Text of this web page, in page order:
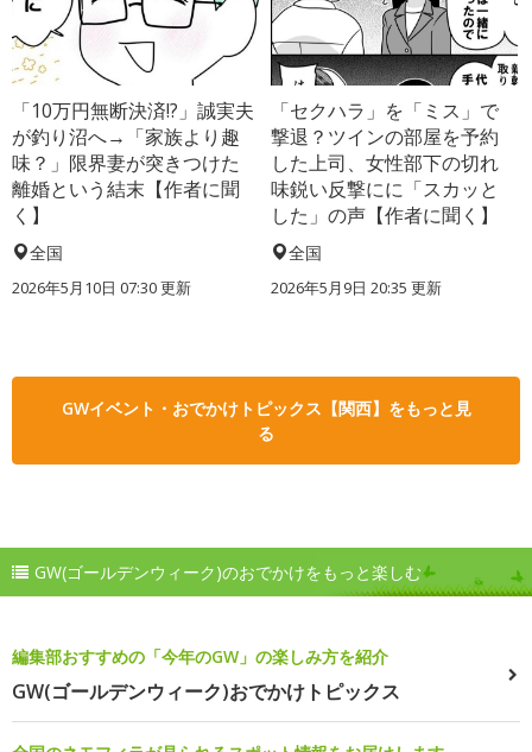
「10万円無断決済!?」誠実夫
が釣り沼へ→「家族より趣
味？」限界妻が突きつけた
離婚という結末【作者に聞
く】
全国
2026年5月10日 07:30 更新
「セクハラ」を「ミス」で
撃退？ツインの部屋を予約
した上司、女性部下の切れ
味鋭い反撃にに「スカッと
した」の声【作者に聞く】
全国
2026年5月9日 20:35 更新
GWイベント・おでかけトピックス【関西】をもっと見
る
GW(ゴールデンウィーク)のおでかけをもっと楽しむ
編集部おすすめの「今年のGW」の楽しみ方を紹介
GW(ゴールデンウィーク)おでかけトピックス